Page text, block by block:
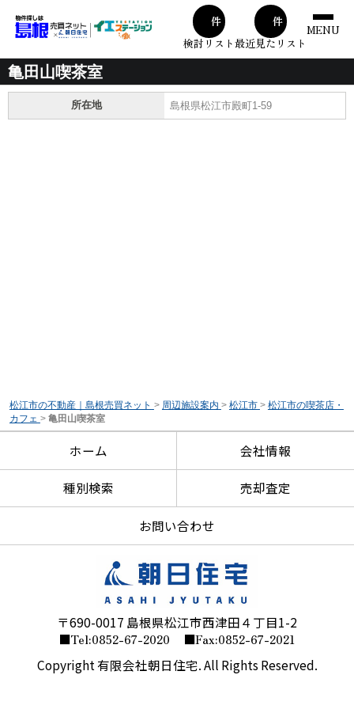
00件
検討リスト
00件
最近見たリスト
MENU
亀田山喫茶室
所在地 島根県松江市殿町1-59
松江市の不動産｜島根売買ネット > 周辺施設案内 > 松江市 > 松江市の喫茶店・
カフェ > 亀田山喫茶室
ホーム 会社情報
種別検索 売却査定
お問い合わせ
〒690-0017 島根県松江市西津田４丁目1-2
■Tel:0852-67-2020 ■Fax:0852-67-2021
Copyright 有限会社朝日住宅. All Rights Reserved.